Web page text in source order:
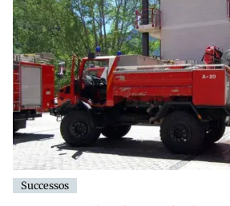
Successos